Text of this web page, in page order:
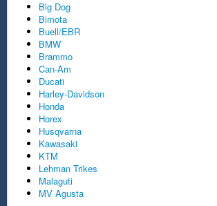
Big Dog
Bimota
Buell/EBR
BMW
Brammo
Can-Am
Ducati
Harley-Davidson
Honda
Horex
Husqvarna
Kawasaki
KTM
Lehman Trikes
Malaguti
MV Agusta